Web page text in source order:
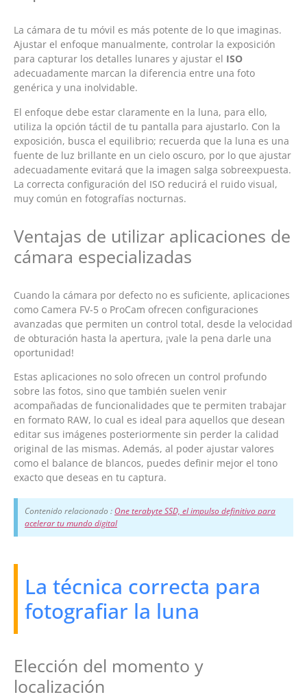
La cámara de tu móvil es más potente de lo que imaginas.
Ajustar el enfoque manualmente, controlar la exposición
para capturar los detalles lunares y ajustar el ISO
adecuadamente marcan la diferencia entre una foto
genérica y una inolvidable.
El enfoque debe estar claramente en la luna, para ello,
utiliza la opción táctil de tu pantalla para ajustarlo. Con la
exposición, busca el equilibrio; recuerda que la luna es una
fuente de luz brillante en un cielo oscuro, por lo que ajustar
adecuadamente evitará que la imagen salga sobreexpuesta.
La correcta configuración del ISO reducirá el ruido visual,
muy común en fotografías nocturnas.
Ventajas de utilizar aplicaciones de
cámara especializadas
Cuando la cámara por defecto no es suficiente, aplicaciones
como Camera FV-5 o ProCam ofrecen configuraciones
avanzadas que permiten un control total, desde la velocidad
de obturación hasta la apertura, ¡vale la pena darle una
oportunidad!
Estas aplicaciones no solo ofrecen un control profundo
sobre las fotos, sino que también suelen venir
acompañadas de funcionalidades que te permiten trabajar
en formato RAW, lo cual es ideal para aquellos que desean
editar sus imágenes posteriormente sin perder la calidad
original de las mismas. Además, al poder ajustar valores
como el balance de blancos, puedes definir mejor el tono
exacto que deseas en tu captura.
Contenido relacionado : One terabyte SSD, el impulso definitivo para
acelerar tu mundo digital
La técnica correcta para
fotografiar la luna
Elección del momento y
localización